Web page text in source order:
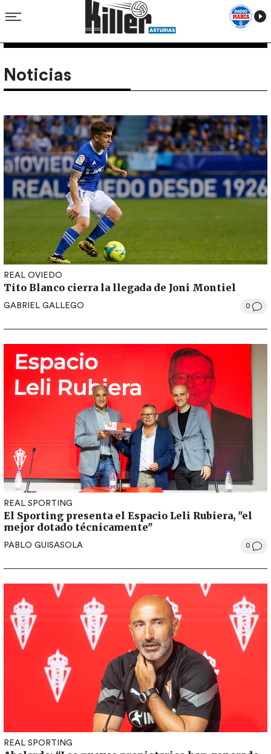
Noticias
REAL OVIEDO
Tito Blanco cierra la llegada de Joni Montiel
GABRIEL GALLEGO 0
REAL SPORTING
El Sporting presenta el Espacio Leli Rubiera, "el
mejor dotado técnicamente"
PABLO GUISASOLA 0
REAL SPORTING